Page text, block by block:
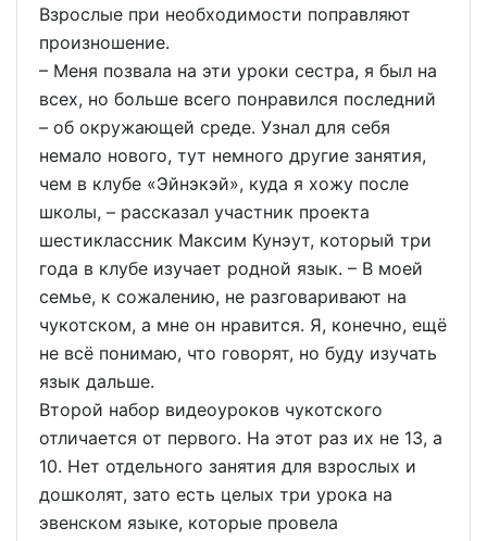
Взрослые при необходимости поправляют
произношение.
– Меня позвала на эти уроки сестра, я был на
всех, но больше всего понравился последний
– об окружающей среде. Узнал для себя
немало нового, тут немного другие занятия,
чем в клубе «Эйнэкэй», куда я хожу после
школы, – рассказал участник проекта
шестиклассник Максим Кунэут, который три
года в клубе изучает родной язык. – В моей
семье, к сожалению, не разговаривают на
чукотском, а мне он нравится. Я, конечно, ещё
не всё понимаю, что говорят, но буду изучать
язык дальше.
Второй набор видеоуроков чукотского
отличается от первого. На этот раз их не 13, а
10. Нет отдельного занятия для взрослых и
дошколят, зато есть целых три урока на
эвенском языке, которые провела